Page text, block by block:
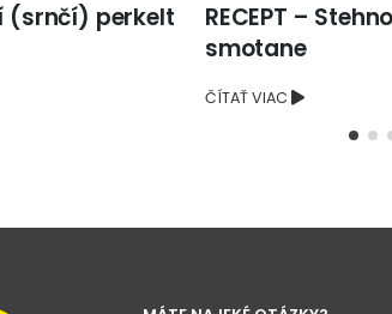
(srnčí) perkelt
RECEPT –
smotane
ČÍTAŤ VIAC